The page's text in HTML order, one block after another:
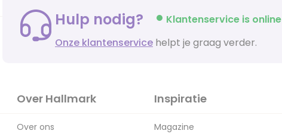
Hulp nodig?
Klantenservice is online
Onze klantenservice helpt je graag verder.
Over Hallmark
Over ons
Inspiratie
Magazine